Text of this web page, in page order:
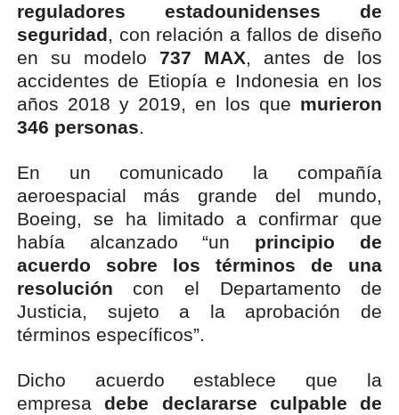
reguladores estadounidenses de
seguridad, con relación a fallos de diseño
en su modelo 737 MAX, antes de los
accidentes de Etiopía e Indonesia en los
años 2018 y 2019, en los que murieron
346 personas.
En un comunicado la compañía
aeroespacial más grande del mundo,
Boeing, se ha limitado a confirmar que
había alcanzado “un principio de
acuerdo sobre los términos de una
resolución con el Departamento de
Justicia, sujeto a la aprobación de
términos específicos”.
Dicho acuerdo establece que la
empresadebe declararse culpable de